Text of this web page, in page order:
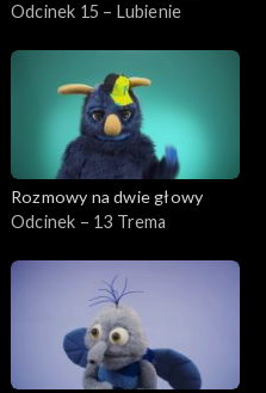
Odcinek 15 – Lubienie
Rozmowy na dwie głowy
Odcinek – 13 Trema